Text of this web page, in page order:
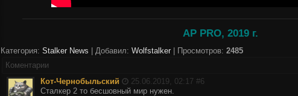
AP PRO, 2019 г.
Категория: Stalker News | Добавил: Wolfstalker | Просмотров: 2485
Коментарии
Кот-Чернобыльский
25.06.2019, 02:17 #6
Сталкер 2 то бесшовный мир нужен.